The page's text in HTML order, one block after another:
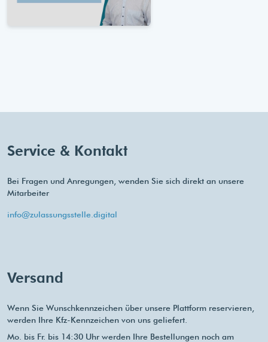
Service & Kontakt
Bei Fragen und Anregungen, wenden Sie sich direkt an unsere
Mitarbeiter
info@zulassungsstelle.digital
Versand
Wenn Sie Wunschkennzeichen über unsere Plattform reservieren,
werden Ihre Kfz-Kennzeichen von uns geliefert.
Mo. bis Fr. bis 14:30 Uhr werden Ihre Bestellungen noch am